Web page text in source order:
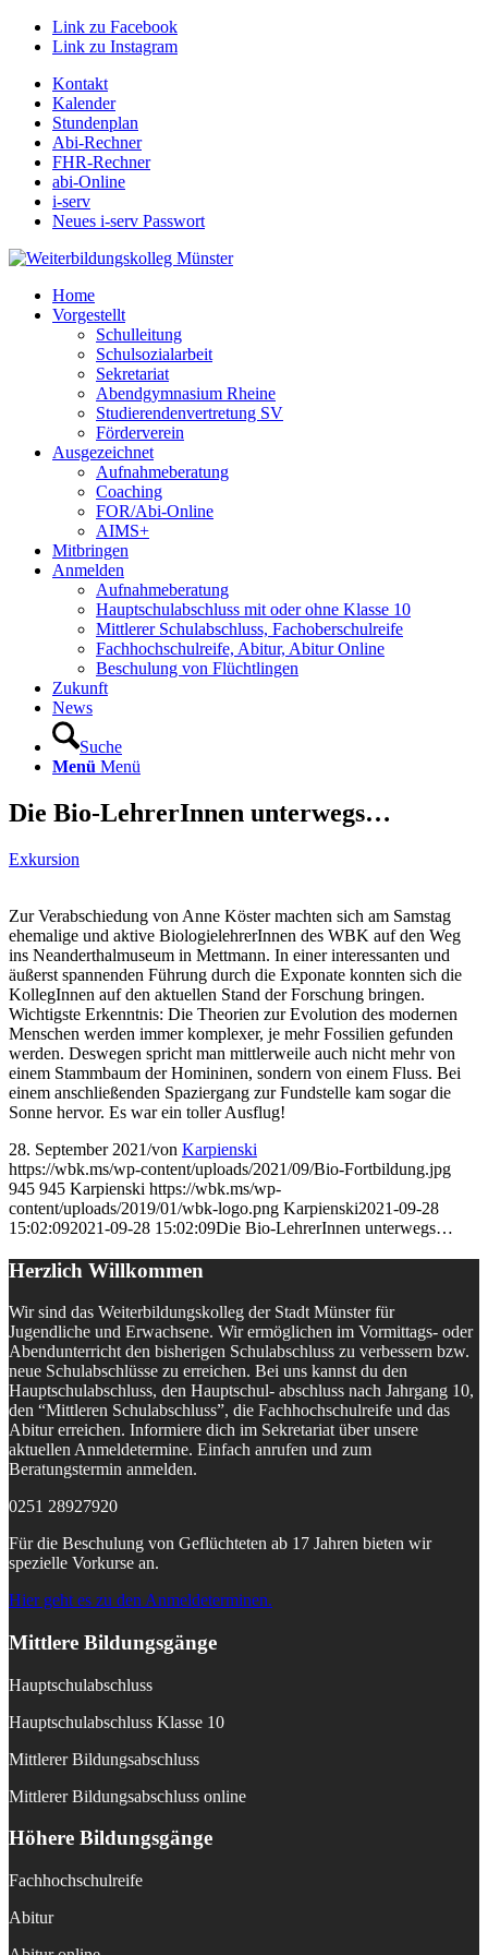
Link zu Facebook
Link zu Instagram
Kontakt
Kalender
Stundenplan
Abi-Rechner
FHR-Rechner
abi-Online
i-serv
Neues i-serv Passwort
Home
Vorgestellt
Schulleitung
Schulsozialarbeit
Sekretariat
Abendgymnasium Rheine
Studierendenvertretung SV
Förderverein
Ausgezeichnet
Aufnahmeberatung
Coaching
FOR/Abi-Online
AIMS+
Mitbringen
Anmelden
Aufnahmeberatung
Hauptschulabschluss mit oder ohne Klasse 10
Mittlerer Schulabschluss, Fachoberschulreife
Fachhochschulreife, Abitur, Abitur Online
Beschulung von Flüchtlingen
Zukunft
News
Suche
Menü Menü
Die Bio-LehrerInnen unterwegs…
Exkursion
Zur Verabschiedung von Anne Köster machten sich am Samstag
ehemalige und aktive BiologielehrerInnen des WBK auf den Weg
ins Neanderthalmuseum in Mettmann. In einer interessanten und
äußerst spannenden Führung durch die Exponate konnten sich die
KollegInnen auf den aktuellen Stand der Forschung bringen.
Wichtigste Erkenntnis: Die Theorien zur Evolution des modernen
Menschen werden immer komplexer, je mehr Fossilien gefunden
werden. Deswegen spricht man mittlerweile auch nicht mehr von
einem Stammbaum der Homininen, sondern von einem Fluss. Bei
einem anschließenden Spaziergang zur Fundstelle kam sogar die
Sonne hervor. Es war ein toller Ausflug!
28. September 2021/von Karpienski
https://wbk.ms/wp-content/uploads/2021/09/Bio-Fortbildung.jpg
945 945 Karpienski https://wbk.ms/wp-
content/uploads/2019/01/wbk-logo.png Karpienski2021-09-28
15:02:092021-09-28 15:02:09Die Bio-LehrerInnen unterwegs…
Herzlich Willkommen
Wir sind das Weiterbildungskolleg der Stadt Münster für
Jugendliche und Erwachsene. Wir ermöglichen im Vormittags- oder
Abendunterricht den bisherigen Schulabschluss zu verbessern bzw.
neue Schulabschlüsse zu erreichen. Bei uns kannst du den
Hauptschulabschluss, den Hauptschul- abschluss nach Jahrgang 10,
den “Mittleren Schulabschluss”, die Fachhochschulreife und das
Abitur erreichen. Informiere dich im Sekretariat über unsere
aktuellen Anmeldetermine. Einfach anrufen und zum
Beratungstermin anmelden.
0251 28927920
Für die Beschulung von Geflüchteten ab 17 Jahren bieten wir
spezielle Vorkurse an.
Hier geht es zu den Anmeldeterminen.
Mittlere Bildungsgänge
Hauptschulabschluss
Hauptschulabschluss Klasse 10
Mittlerer Bildungsabschluss
Mittlerer Bildungsabschluss online
Höhere Bildungsgänge
Fachhochschulreife
Abitur